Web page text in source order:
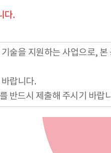
다.
술을 지원하는 사업으로, 본
랍니다.
를 반드시 제출해 주시기 바랍